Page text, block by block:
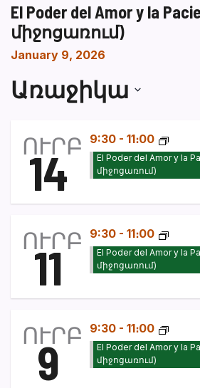
El Poder del Amor y la
միջոցառում)
January 9, 2026
Առաջիկա
ՈՒՐԲ
14
9:30 - 11։00
El Poder del Amor y la
միջոցառում)
ՈՒՐԲ
11
9:30 - 11։00
El Poder del Amor y la
միջոցառում)
ՈՒՐԲ
9
9:30 - 11։00
El Poder del Amor y la
միջոցառում)